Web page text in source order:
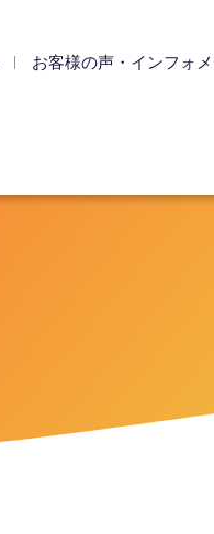
お客様の声・インフォ